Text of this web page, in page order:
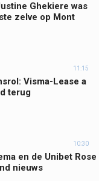
Ghekiere was
zelve op Mont
11:15
Visma-Lease a
terug
10:30
en de Unibet Rose
nieuws